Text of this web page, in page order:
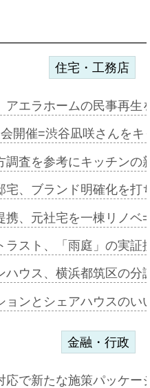
住宅・工務店
アエラホームの民事再
開催=渋谷凪咲さんを
調査を参考にキッチン
宅、ブランド明確化を
携、元社宅を一棟リノ
ラスト、「雨庭」の実
ハウス、横浜都筑区の
ョンとシェアハウスの
金融・行政
応で新たな施策パッケ